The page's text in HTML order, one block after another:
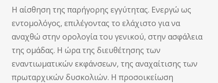
Η αίσθηση της παρήγορης εγγύτητας. Ενεργώ ως
εντομολόγος, επιλέγοντας το ελάχιστο για να
αναχθώ στην ορολογία του γενικού, στην ασφάλεια
της ομάδας. Η ώρα της διευθέτησης των
εναντιωματικών εκφάνσεων, της αναχαίτισης των
πρωταρχικών δυσκολιών. Η προσοικείωση